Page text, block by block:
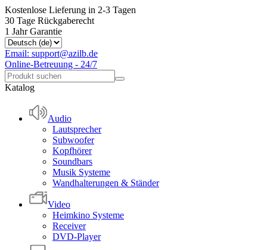
Kostenlose Lieferung in 2-3 Tagen
30 Tage Rückgaberecht
1 Jahr Garantie
Email: support@azilb.de
Online-Betreuung - 24/7
Katalog
Audio
Lautsprecher
Subwoofer
Kopfhörer
Soundbars
Musik Systeme
Wandhalterungen & Ständer
Video
Heimkino Systeme
Receiver
DVD-Player